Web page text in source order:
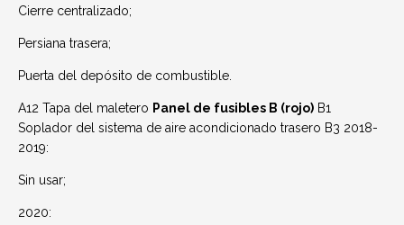
Cierre centralizado;
Persiana trasera;
Puerta del depósito de combustible.
A12 Tapa del maletero Panel de fusibles B (rojo) B1
Soplador del sistema de aire acondicionado trasero B3 2018-
2019:
Sin usar;
2020: